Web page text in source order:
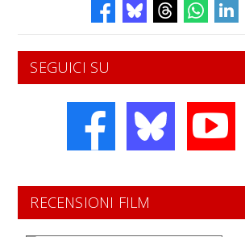
SEGUICI SU
RECENSIONI FILM